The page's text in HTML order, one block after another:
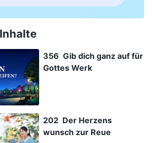
356 Gib dich ganz auf für
Gottes Werk
202 Der Herzens
wunsch zur Reue